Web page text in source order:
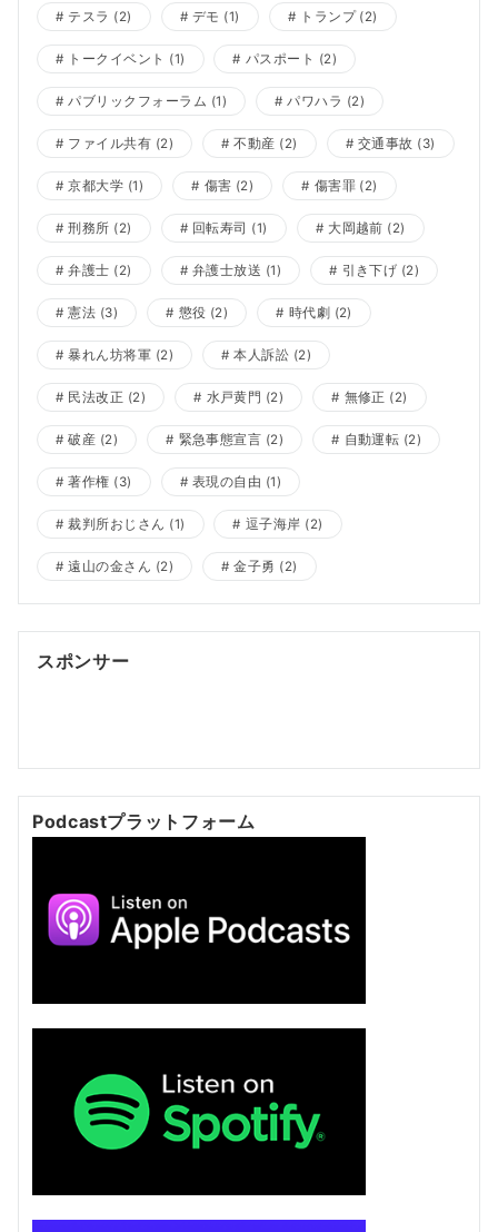
テスラ (2) デモ (1) トランプ(2)
トークイベント (1) パスポート (2)
パブリックフォーラム (1) パワハラ (2)
ファイル共有 (2) 不動産 (2) 交通事故 (3)
京都大学 (1) 傷害 (2) 傷害罪 (2)
刑務所 (2) 回転寿司 (1) 大岡越前 (2)
弁護士 (2) 弁護士放送 (1) 引き下げ (2)
憲法 (3) 懲役 (2) 時代劇 (2)
暴れん坊将軍 (2) 本人訴訟 (2)
民法改正 (2) 水戸黄門 (2) 無修正 (2)
破産 (2) 緊急事態宣言 (2) 自動運転 (2)
著作権 (3) 表現の自由 (1)
裁判所おじさん (1) 逗子海岸 (2)
遠山の金さん (2) 金子勇 (2)
スポンサー
Podcastプラットフォーム